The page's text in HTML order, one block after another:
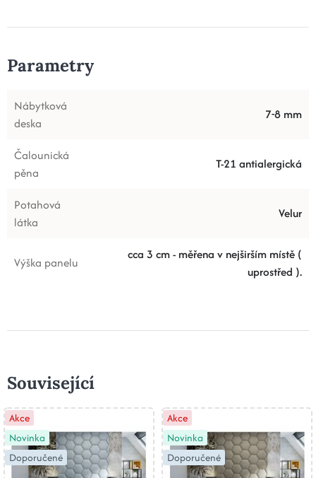
Parametry
Nábytková
deska
7-8 mm
Čalounická
pěna
T-21 antialergická
Potahová
látka
Velur
Výška panelu
cca 3 cm - měřena v nejširším místě (
uprostřed ).
Související
Akce
Novinka
Doporučené
Akce
Novinka
Doporučené